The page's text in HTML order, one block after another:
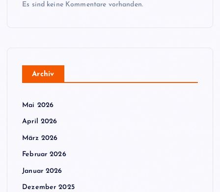
Es sind keine Kommentare vorhanden.
Archiv
Mai 2026
April 2026
März 2026
Februar 2026
Januar 2026
Dezember 2025